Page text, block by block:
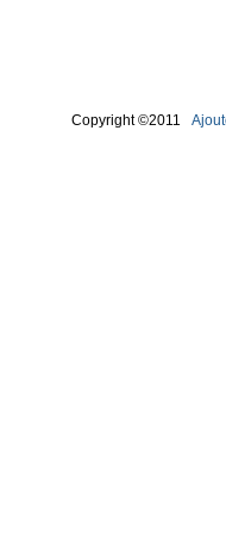
Copyright ©2011